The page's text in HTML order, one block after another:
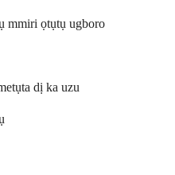
mmiri ọtụtụ ugboro
dị ka uzu